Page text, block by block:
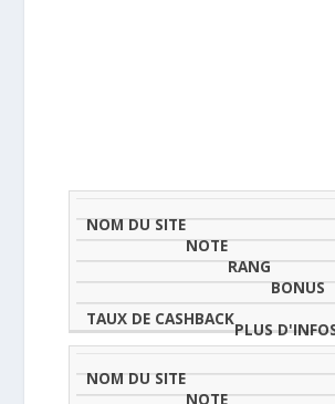
NOM
SITE
NOTE
(SUR
5)
CLASSEMENT